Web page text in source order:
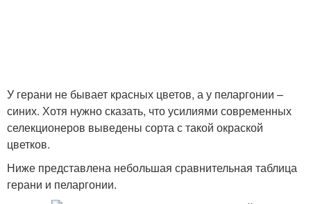
У герани не бывает красных цветов, а у пеларгонии –
синих. Хотя нужно сказать, что усилиями современных
селекционеров выведены сорта с такой окраской
цветков.
Ниже представлена небольшая сравнительная таблица
герани и пеларгонии.